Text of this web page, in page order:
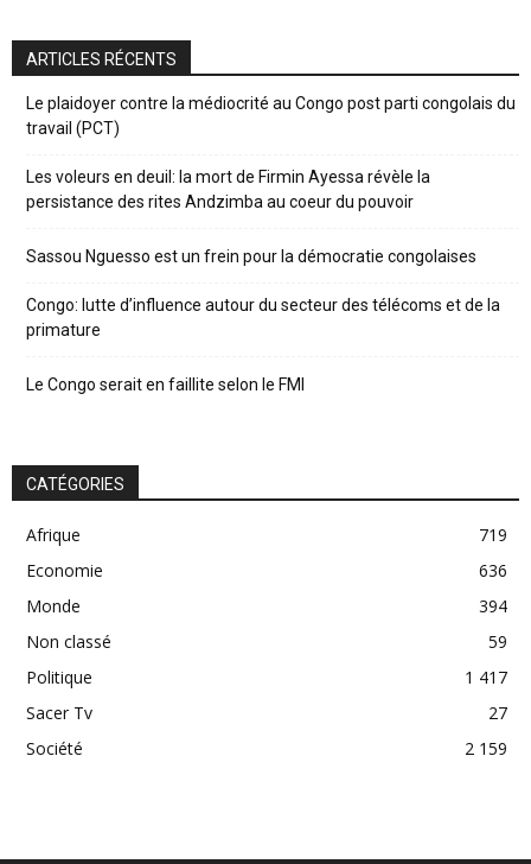
ARTICLES RÉCENTS
Le plaidoyer contre la médiocrité au Congo post parti congolais du
travail (PCT)
Les voleurs en deuil: la mort de Firmin Ayessa révèle la
persistance des rites Andzimba au coeur du pouvoir
Sassou Nguesso est un frein pour la démocratie congolaises
Congo: lutte d’influence autour du secteur des télécoms et de la
primature
Le Congo serait en faillite selon le FMI
CATÉGORIES
Afrique
719
Economie
636
Monde
394
Non classé
59
Politique
1 417
Sacer Tv
27
Société
2 159